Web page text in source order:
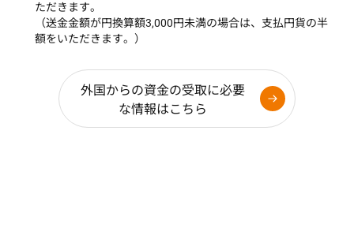
ただきます。
（送金金額が円換算額3,000円未満の場合は、支払円貨の半
額をいただきます。）
外国からの資金の受取に必要
な情報はこちら